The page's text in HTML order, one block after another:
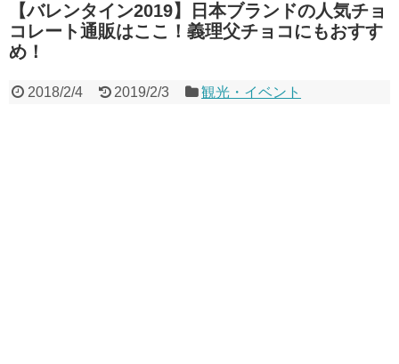
【バレンタイン2019】日本ブランドの人気チョ
コレート通販はここ！義理父チョコにもおすす
め！
2018/2/4 2019/2/3 観光・イベント